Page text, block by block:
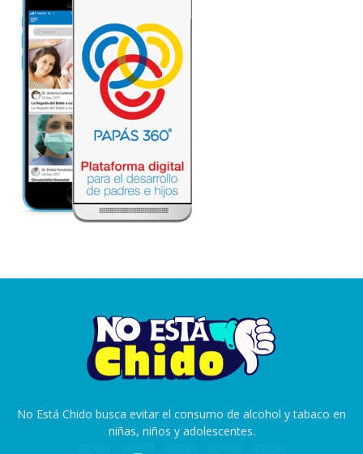
No Está Chido busca evitar el consumo de alcohol y tabaco en
niñas, niños y adolescentes.